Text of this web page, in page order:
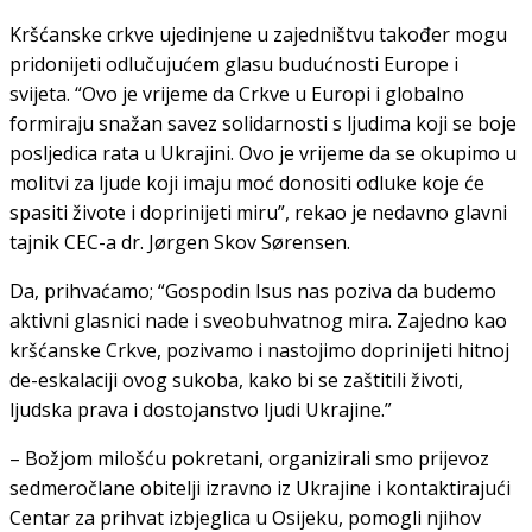
Kršćanske crkve ujedinjene u zajedništvu također mogu
pridonijeti odlučujućem glasu budućnosti Europe i
svijeta. “Ovo je vrijeme da Crkve u Europi i globalno
formiraju snažan savez solidarnosti s ljudima koji se boje
posljedica rata u Ukrajini. Ovo je vrijeme da se okupimo u
molitvi za ljude koji imaju moć donositi odluke koje će
spasiti živote i doprinijeti miru”, rekao je nedavno glavni
tajnik CEC-a dr. Jørgen Skov Sørensen.
Da, prihvaćamo; “Gospodin Isus nas poziva da budemo
aktivni glasnici nade i sveobuhvatnog mira. Zajedno kao
kršćanske Crkve, pozivamo i nastojimo doprinijeti hitnoj
de-eskalaciji ovog sukoba, kako bi se zaštitili životi,
ljudska prava i dostojanstvo ljudi Ukrajine.”
– Božjom milošću pokretani, organizirali smo prijevoz
sedmeročlane obitelji izravno iz Ukrajine i kontaktirajući
Centar za prihvat izbjeglica u Osijeku, pomogli njihov